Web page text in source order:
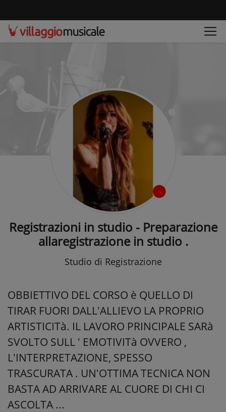
Registrazioni in studio - Preparazione
allaregistrazione in studio .
Studio di Registrazione
OBBIETTIVO DEL CORSO è QUELLO DI
TIRAR FUORI DALL'ALLIEVO LA PROPRIO
ARTISTICITà. IL LAVORO PRINCIPALE SARà
SVOLTO SULL ' EMOTIVITà OVVERO ,
L'INTERPRETAZIONE, SPESSO
TRASCURATA . UN'OTTIMA TECNICA NON
BASTA AD ARRIVARE AL CUORE DI CHI CI
ASCOLTA ...